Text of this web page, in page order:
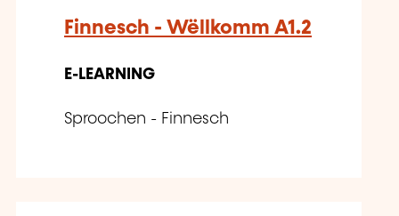
Finnesch - Wëllkomm A1.2
E-LEARNING
Sproochen - Finnesch